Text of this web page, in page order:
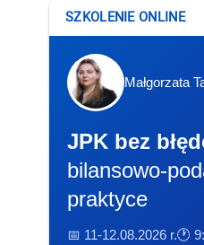
SZKOLENIE ONLINE
Małgorzata
JPK bez
bilansowo-
praktyce
📅 11-12.08.2026 r.🕐